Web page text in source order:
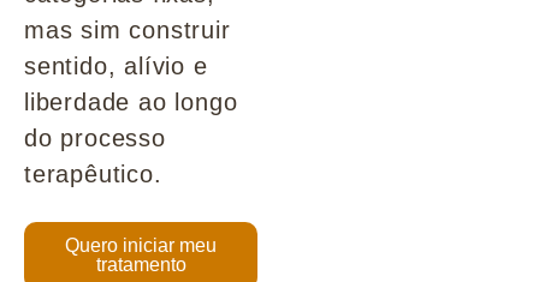
mas sim construir
sentido, alívio e
liberdade ao longo
do processo
terapêutico.
Quero iniciar meu
tratamento